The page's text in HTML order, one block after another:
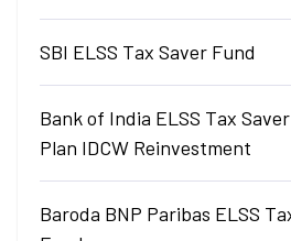
SBI ELSS Tax Saver Fund
Bank of India ELSS Tax
Plan IDCW Reinvestment
Baroda BNP Paribas ELSS